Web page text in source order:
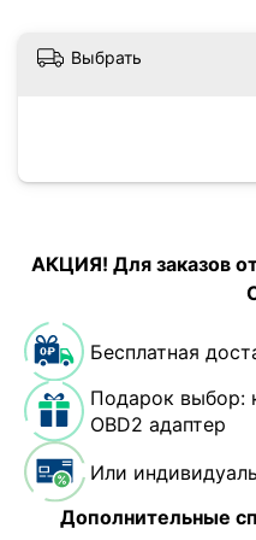
Выбрать
АКЦИЯ! Для заказов
Бесплатная
Подарок выбор:
OBD2 адаптер
Или
Дополнительные